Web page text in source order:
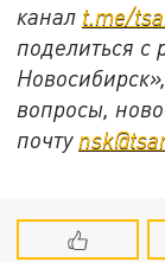
канал t.me/
поделиться с
вопросы,
почту